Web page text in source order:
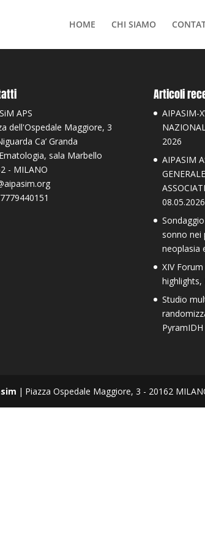
HOME CHI SIAMO
APS
dell'Ospedale Maggiore, 3
Ca’ Granda
sala Marbello
- MILANO
Articoli
AIPASIM-
2026
AIPASIM
08.05.2026
sonno nei
neoplasia
XIV
highlights,
Studio
PyramIDH
| Piazza Ospedale Maggiore, 3 - 20162